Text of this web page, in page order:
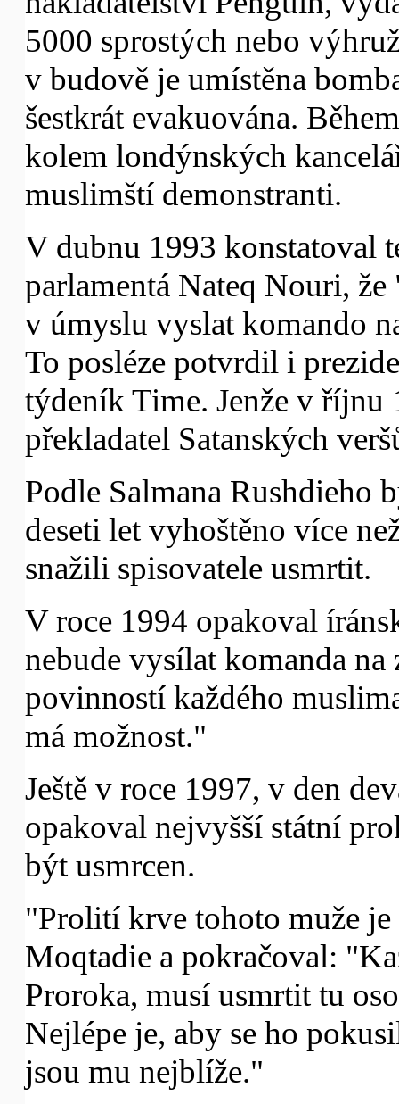
5000 sprostých nebo
v budově je umístěna
šestkrát evakuována.
kolem londýnských
muslimští demonstranti.
V dubnu 1993 konstatoval
parlamentá Nateq Nouri,
v úmyslu vyslat komando
To posléze potvrdil i
týdeník Time. Jenže v říjnu
překladatel Satanských
Podle Salmana Rushdieho
deseti let vyhoštěno více
snažili spisovatele usmrtit.
V roce 1994 opakoval
nebude vysílat komanda na
povinností každého
má možnost."
Ještě v roce 1997, v den
opakoval nejvyšší státní
být usmrcen.
"Prolití krve tohoto muže
Moqtadie a pokračoval:
Proroka, musí usmrtit tu
Nejlépe je, aby se ho
jsou mu nejblíže."